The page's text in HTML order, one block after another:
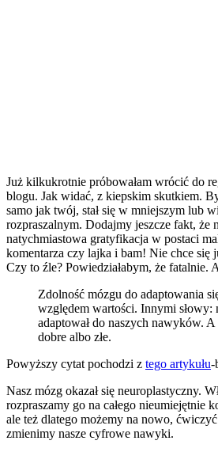
Już kilkukrotnie próbowałam wrócić do
blogu. Jak widać, z kiepskim skutkiem.
samo jak twój, stał się w mniejszym lub
rozpraszalnym. Dodajmy jeszcze fakt, że
natychmiastowa gratyfikacja w postaci
komentarza czy lajka i bam! Nie chce się
Czy to źle? Powiedziałabym, że fatalnie.
Zdolność mózgu do adaptowania
względem wartości. Innymi słowy:
adaptował do naszych nawyków.
dobre albo złe.
Powyższy cytat pochodzi z tego artykułu-
Nasz mózg okazał się neuroplastyczny.
rozpraszamy go na całego nieumiejętnie
ale też dlatego możemy na nowo,
zmienimy nasze cyfrowe nawyki.